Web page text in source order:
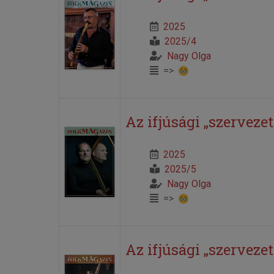
2025
2025/4
Nagy Olga
=>
Az ifjúsági
2025
2025/5
Nagy Olga
=>
Az ifjúsági